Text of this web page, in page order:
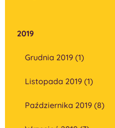
2019
Grudnia 2019 (1)
Listopada 2019 (1)
Października 2019 (8)